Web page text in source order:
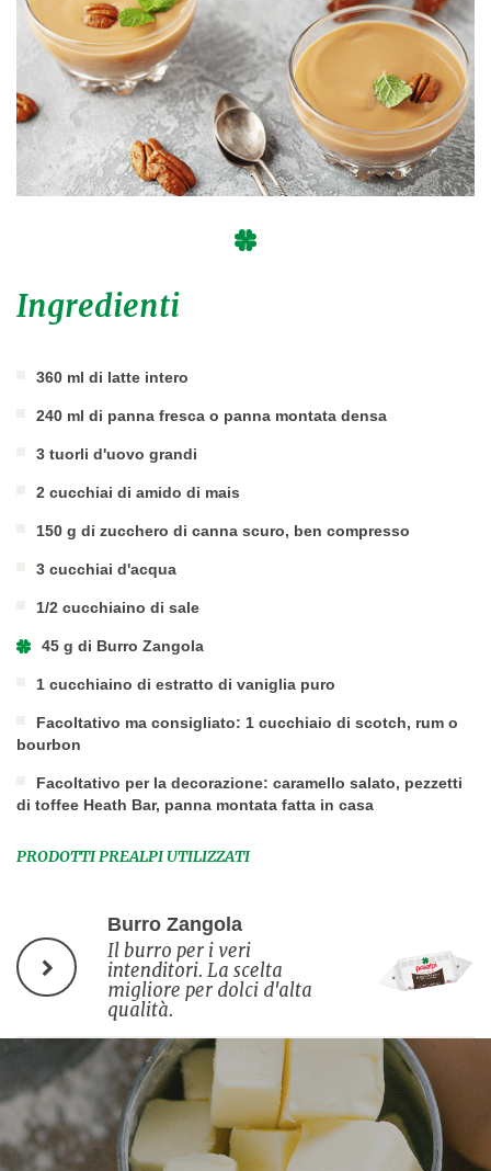
Ingredienti
360 ml di latte intero
240 ml di panna fresca o panna montata densa
3 tuorli d'uovo grandi
2 cucchiai di amido di mais
150 g di zucchero di canna scuro, ben compresso
3 cucchiai d'acqua
1/2 cucchiaino di sale
45 g di Burro Zangola
1 cucchiaino di estratto di vaniglia puro
Facoltativo ma consigliato: 1 cucchiaio di scotch, rum o
bourbon
Facoltativo per la decorazione: caramello salato, pezzetti
di toffee Heath Bar, panna montata fatta in casa
PRODOTTI PREALPI UTILIZZATI
Burro Zangola
Il burro per i veri
intenditori. La scelta
migliore per dolci d'alta
qualità.